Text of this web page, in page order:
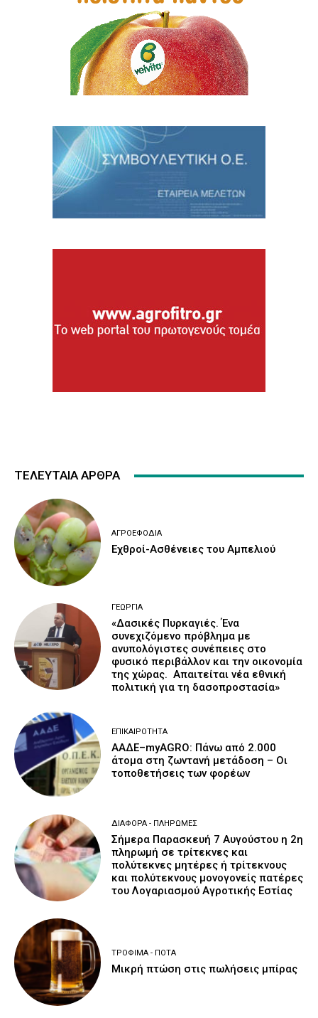
ΤΕΛΕΥΤΑΙΑ ΑΡΘΡΑ
ΑΓΡΟΕΦΌΔΙΑ
Εχθροί-Ασθένειες του Αμπελιού
ΓΕΩΡΓΊΑ
«Δασικές Πυρκαγιές. Ένα
συνεχιζόμενο πρόβλημα με
ανυπολόγιστες συνέπειες στο
φυσικό περιβάλλον και την οικονομία
της χώρας. Απαιτείται νέα εθνική
πολιτική για τη δασοπροστασία»
ΕΠΙΚΑΙΡΌΤΗΤΑ
ΑΑΔΕ–myAGRO: Πάνω από 2.000
άτομα στη ζωντανή μετάδοση – Οι
τοποθετήσεις των φορέων
ΔΙΆΦΟΡΑ - ΠΛΗΡΩΜΈΣ
Σήμερα Παρασκευή 7 Αυγούστου η 2η
πληρωμή σε τρίτεκνες και
πολύτεκνες μητέρες ή τρίτεκνους
και πολύτεκνους μονογονείς πατέρες
του Λογαριασμού Αγροτικής Εστίας
ΤΡΌΦΙΜΑ - ΠΟΤΆ
Μικρή πτώση στις πωλήσεις μπίρας